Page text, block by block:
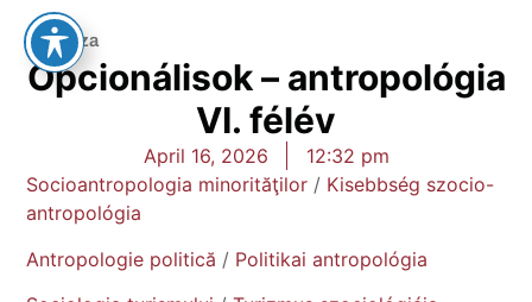
Vissza
Opcionálisok – antropológia
VI. félév
April 16, 2026
12:32 pm
Socioantropologia minorităţilor / Kisebbség szocio-
antropológia
Antropologie politică / Politikai antropológia